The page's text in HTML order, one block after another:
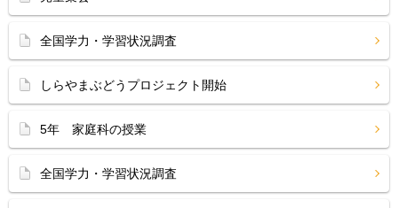
全国学力・学習状況調査
しらやまぶどうプロジェクト開始
5年 家庭科の授業
全国学力・学習状況調査